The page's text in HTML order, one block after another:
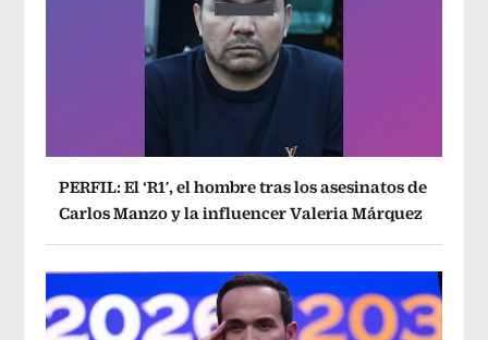
PERFIL: El ‘R1′, el hombre tras los asesinatos de
Carlos Manzo y la influencer Valeria Márquez